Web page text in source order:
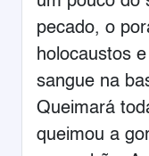
pecado, o
holocaustos
sangue na
Queimará
queimou a